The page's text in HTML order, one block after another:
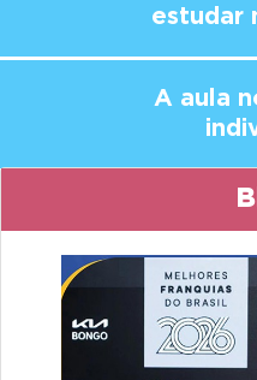
estudar
A aula